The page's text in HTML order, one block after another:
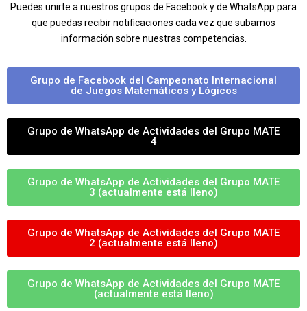
Puedes unirte a nuestros grupos de Facebook y de WhatsApp para
que puedas recibir notificaciones cada vez que subamos
información sobre nuestras competencias.
Grupo de Facebook del Campeonato Internacional
de Juegos Matemáticos y Lógicos
Grupo de WhatsApp de Actividades del Grupo MATE
4
Grupo de WhatsApp de Actividades del Grupo MATE
3 (actualmente está lleno)
Grupo de WhatsApp de Actividades del Grupo MATE
2 (actualmente está lleno)
Grupo de WhatsApp de Actividades del Grupo MATE
(actualmente está lleno)